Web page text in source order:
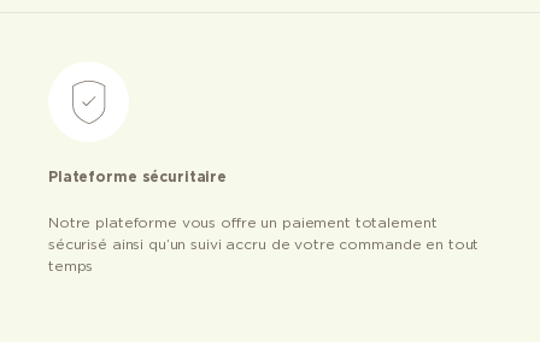
Plateforme sécuritaire
Notre plateforme vous offre un paiement totalement
sécurisé ainsi qu’un suivi accru de votre commande en tout
temps